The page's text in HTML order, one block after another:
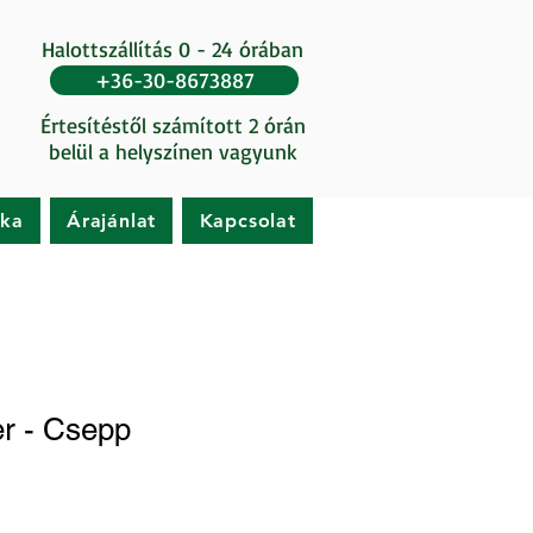
Halottszállítás 0 - 24 órában
Értesítéstől számított 2 órán
belül a helyszínen vagyunk
+36-30-8673887
Árajánlat Kapcsolat
- Csepp